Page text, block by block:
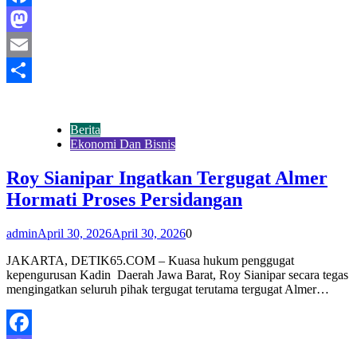
Facebook
Mastodon
Email
Berita
Ekonomi Dan Bisnis
Roy Sianipar Ingatkan Tergugat Almer
Hormati Proses Persidangan
adminApril 30, 2026April 30, 20260
JAKARTA, DETIK65.COM – Kuasa hukum penggugat
kepengurusan Kadin Daerah Jawa Barat, Roy Sianipar secara tegas
mengingatkan seluruh pihak tergugat terutama tergugat Almer…